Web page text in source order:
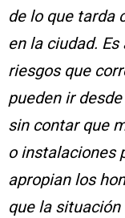
de lo que tarda
en la ciudad.
riesgos que
pueden ir
sin contar que
o instalaciones
apropian los
que la